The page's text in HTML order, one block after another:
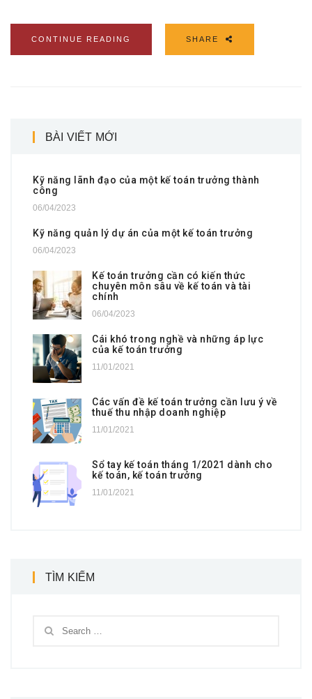
CONTINUE READING SHARE
BÀI VIẾT MỚI
Kỹ năng lãnh đạo của một kế toán trưởng thành
công
06/04/2023
Kỹ năng quản lý dự án của một kế toán trưởng
06/04/2023
Kế toán trưởng cần có kiến thức
chuyên môn sâu về kế toán và tài
chính
06/04/2023
Cái khó trong nghề và những áp lực
của kế toán trưởng
11/01/2021
Các vấn đề kế toán trưởng cần lưu ý về
thuế thu nhập doanh nghiệp
11/01/2021
Sổ tay kế toán tháng 1/2021 dành cho
kế toán, kế toán trưởng
11/01/2021
TÌM KIẾM